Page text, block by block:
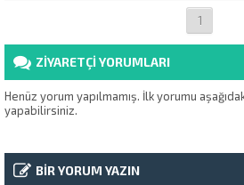
1
ZİYARETÇİ YORUMLARI
Henüz yorum yapılmamış. İlk yorumu
yapabilirsiniz.
BİR YORUM YAZIN